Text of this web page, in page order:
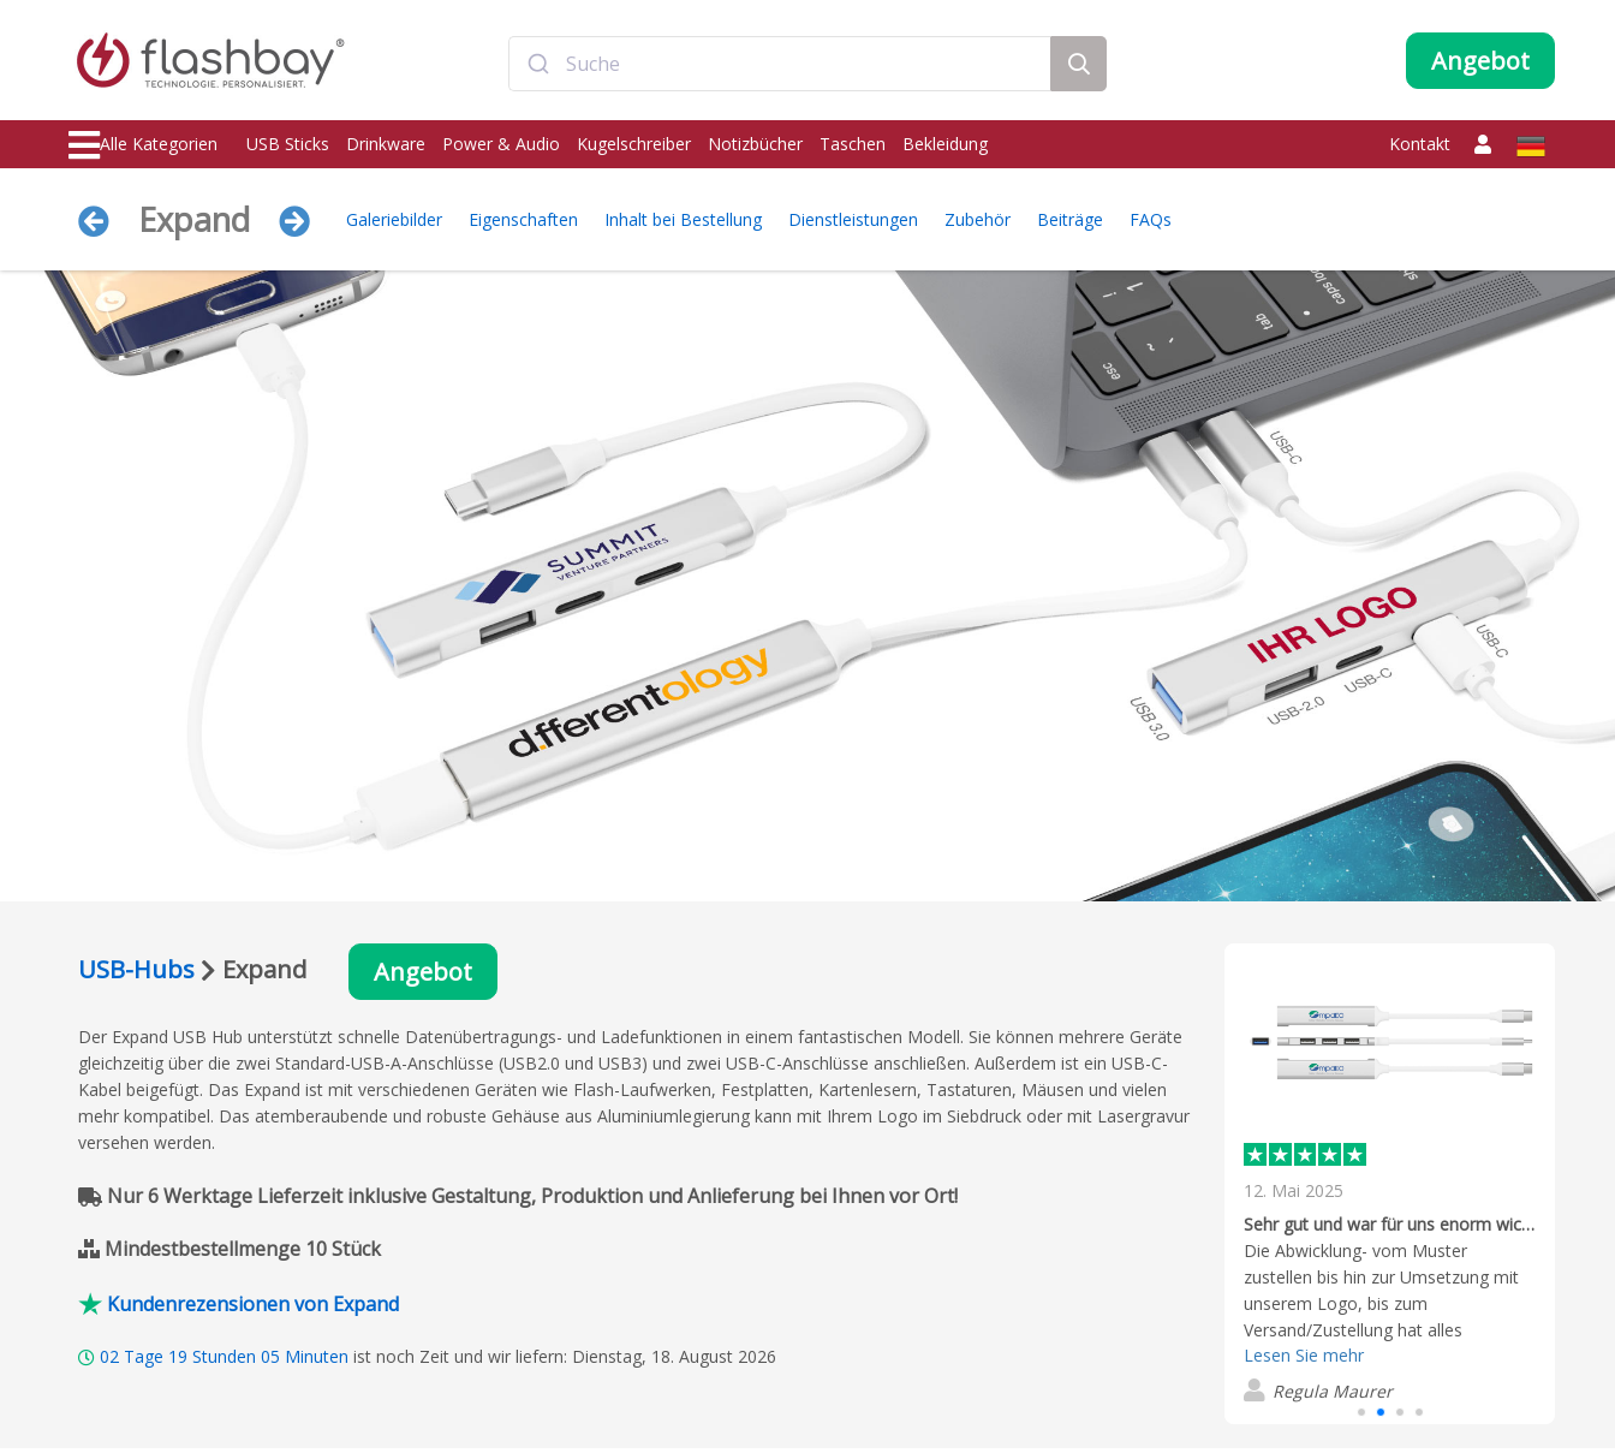
Angebot
Alle Kategorien USB Sticks Drinkware Power & Audio Kugelschreiber Notizbücher Taschen Bekleidung Kontakt
Expand Galeriebilder Eigenschaften Inhalt bei Bestellung Dienstleistungen Zubehör Beiträge FAQs
USB-Hubs Expand Angebot
Der Expand USB Hub unterstützt schnelle Datenübertragungs- und Ladefunktionen in einem fantastischen Modell. Sie können mehrere Geräte
gleichzeitig über die zwei Standard-USB-A-Anschlüsse (USB2.0 und USB3) und zwei USB-C-Anschlüsse anschließen. Außerdem ist ein USB-C-
Kabel beigefügt. Das Expand ist mit verschiedenen Geräten wie Flash-Laufwerken, Festplatten, Kartenlesern, Tastaturen, Mäusen und vielen
mehr kompatibel. Das atemberaubende und robuste Gehäuse aus Aluminiumlegierung kann mit Ihrem Logo im Siebdruck oder mit Lasergravur
versehen werden.
Nur 6 Werktage Lieferzeit inklusive Gestaltung, Produktion und Anlieferung bei Ihnen vor Ort!
Mindestbestellmenge 10 Stück
Kundenrezensionen von Expand
02 Tage 19 Stunden 05 Minuten ist noch Zeit und wir liefern: Dienstag, 18. August 2026
4. Dezember 2025
12. Mai 2025
Sehr gut und war für uns enorm wichtig für die Entscheidung
Die Abwicklung- vom Muster
zustellen bis hin zur Umsetzung mit
unserem Logo, bis zum
Versand/Zustellung hat alles
wunderbar funktioniert. Die
Mitarbeiterin war sehr freundlich und
wir haben uns super begleitet gefühlt.
Lesen Sie mehr
Regula Maurer